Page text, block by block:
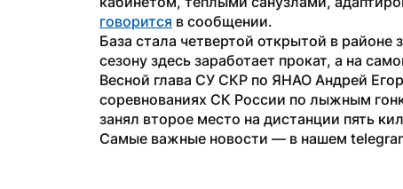
говорится в сообщении.
База стала четвертой открытой в
сезону здесь заработает прокат, а на
Весной глава СУ СКР по ЯНАО Андрей
соревнованиях СК России по лыжным
занял второе место на дистанции пять
Самые важные новости — в нашем